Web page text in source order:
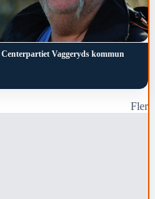
Centerpartiet Vaggeryds kommun
Fler